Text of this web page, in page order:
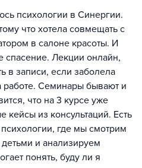
психологии в Синергии.
что хотела совмещать с
в салоне красоты. И
спасение. Лекции онлайн,
в записи, если заболела
работе. Семинары бывают и
что на 3 курсе уже
кейсы из консультаций. Есть
где мы смотрим
и анализируем
понять, буду ли я